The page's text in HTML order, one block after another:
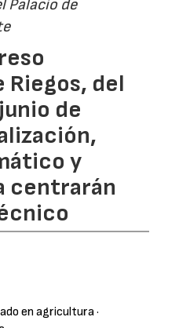
Palacio de
Riegos, del
de
y
centrarán
en agricultura·